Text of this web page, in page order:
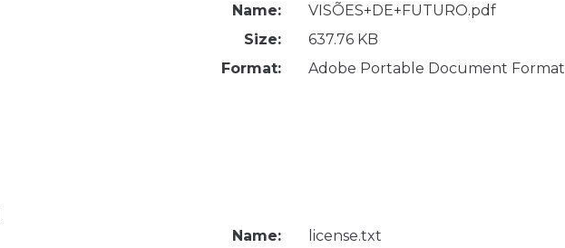
Name:
VISÕES+DE+FUTURO.pdf
Size:
637.76 KB
Format:
Adobe Portable Document Format
Name:
license.txt